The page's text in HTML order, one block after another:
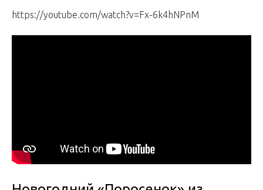
https://youtube.com/watch?v=Fx-6k4hNPnM